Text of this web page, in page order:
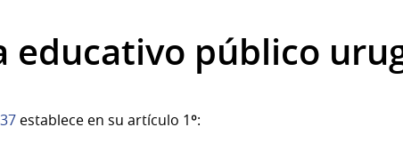
educativo público
establece en su artículo 1º: